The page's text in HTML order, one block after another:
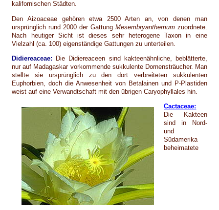
kalifornischen Städten.
Den Aizoaceae gehören etwa 2500 Arten an, von denen man
ursprünglich rund 2000 der Gattung Mesembryanthemumzuordnete.
Nach heutiger Sicht ist dieses sehr heterogene Taxon in eine
Vielzahl (ca. 100) eigenständige Gattungen zu unterteilen.
Didiereaceae: Die Didiereaceen sind kakteenähnliche, beblätterte,
nur auf Madagaskar vorkommende sukkulente Dornensträucher. Man
stellte sie ursprünglich zu den dort verbreiteten sukkulenten
Euphorbien, doch die Anwesenheit von Betalainen und P-Plastiden
weist auf eine Verwandtschaft mit den übrigen Caryophyllales hin.
Cactaceae:
Die Kakteen
sind in Nord-
und
Südamerika
beheimatete